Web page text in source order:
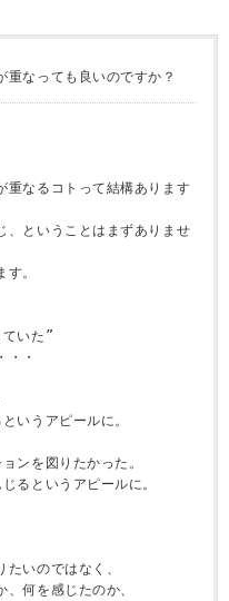
重なっても良いのですか？
重なるコトって結構あります
、ということはまずありませ
。
いた”
・・
うアピールに。
ンを図りたかった。
というアピールに。
いのではなく、
何を感じたのか、